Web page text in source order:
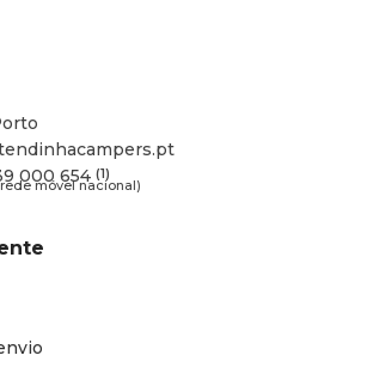
000 654 (1)
móvel nacional)